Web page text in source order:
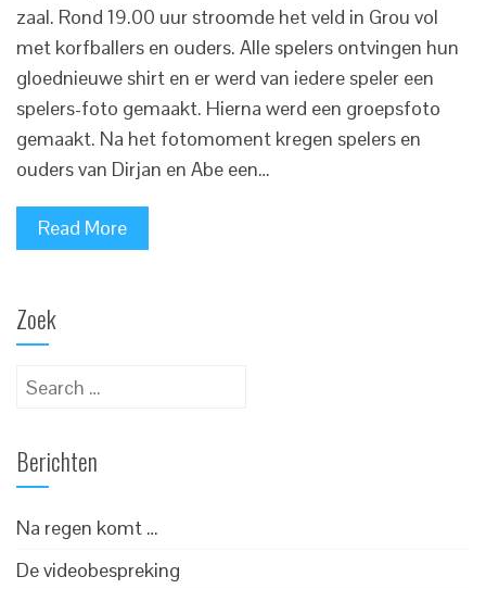
zaal. Rond 19.00 uur stroomde het veld in Grou vol
met korfballers en ouders. Alle spelers ontvingen hun
gloednieuwe shirt en er werd van iedere speler een
spelers-foto gemaakt. Hierna werd een groepsfoto
gemaakt. Na het fotomoment kregen spelers en
ouders van Dirjan en Abe een…
Read More
Zoek
Search
Berichten
Na regen komt …
De videobespreking